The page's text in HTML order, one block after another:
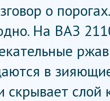
о
На ВАЗ
в
скрывает слой